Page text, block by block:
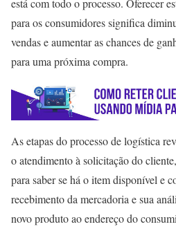
está com todo o processo. Oferecer
para os consumidores significa
vendas e aumentar as chances de
para uma próxima compra.
As etapas do processo de logística
o atendimento à solicitação do
para saber se há o item disponível e
recebimento da mercadoria e sua
novo produto ao endereço do